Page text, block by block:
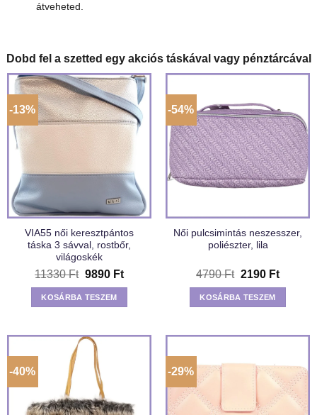
átveheted.
Dobd fel a szetted egy akciós táskával vagy pénztárcával
-13%
VIA55 női keresztpántos
táska 3 sávval, rostbőr,
világoskék
11330Ft Original
price
was:
11330 Ft.
9890 FtCurrent
price
9890 Ft.
KOSÁRBA TESZEM
-54%
Női pulcsimintás neszesszer,
poliészter, lila
4790Ft Original
price
was:
4790 Ft.
2190 FtCurrent
price
2190
KOSÁRBA TESZEM
-40% -29%